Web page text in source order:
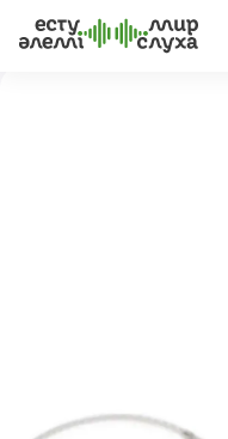
Басты бет /Импланттар